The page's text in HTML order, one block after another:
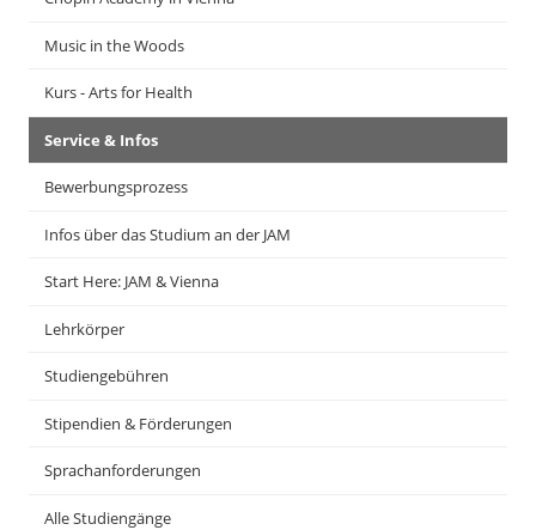
Music in the Woods
Kurs - Arts for Health
Service & Infos
Bewerbungsprozess
Infos über das Studium an der JAM
Start Here: JAM & Vienna
Lehrkörper
Studiengebühren
Stipendien & Förderungen
Sprachanforderungen
Alle Studiengänge